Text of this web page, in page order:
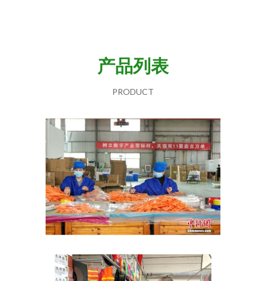
产品列表
PRODUCT